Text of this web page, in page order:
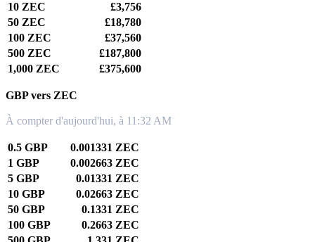
10 ZEC
£3,756
50 ZEC
£18,780
100 ZEC
£37,560
500 ZEC
£187,800
1,000 ZEC
£375,600
GBP vers ZEC
À compter d'aujourd'hui, à 11:32 AM
0.5 GBP
0.001331 ZEC
1 GBP
0.002663 ZEC
5 GBP
0.01331 ZEC
10 GBP
0.02663 ZEC
50 GBP
0.1331 ZEC
100 GBP
0.2663 ZEC